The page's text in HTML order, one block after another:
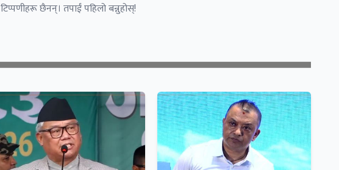
टिप्पणीहरू छैनन्। तपाईं पहिलो बन्नुहोस्!